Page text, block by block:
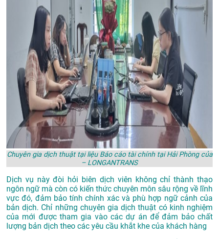
Chuyên gia dịch thuật tại liệu Báo cáo tài chính tại Hải Phòng của
– LONGANTRANS
Dịch vụ này đòi hỏi biên dịch viên không chỉ thành thạo
ngôn ngữ mà còn có kiến thức chuyên môn sâu rộng về lĩnh
vực đó, đảm bảo tính chính xác và phù hợp ngữ cảnh của
bản dịch. Chỉ những chuyên gia dịch thuật có kinh nghiệm
của mới được tham gia vào các dự án để đảm bảo chất
lượng bản dịch theo các yêu cầu khắt khe của khách hàng